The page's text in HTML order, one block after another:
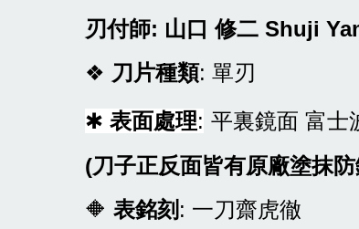
刃付師: 山口 修二 Shuji
❖ 刀片種類: 單刃
✱表面處理: 平裏鏡面 富士
(刀子正反面皆有原廠塗抹
🔶表銘刻 : 一刀齋虎徹